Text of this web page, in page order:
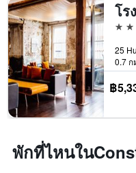
5 ด
0.7 ก
฿
พักที่ไหนใน